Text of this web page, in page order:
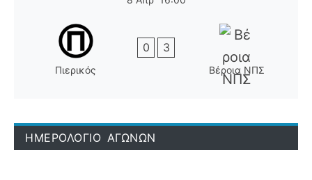
Πιερικός
0 3
Βέροια ΝΠΣ
ΗΜΕΡΟΛΟΓΙΟ ΑΓΩΝΩΝ